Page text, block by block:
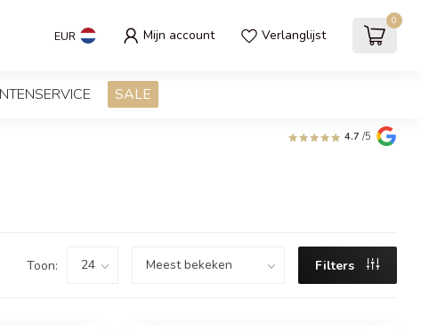
EUR Mijn account Verlanglijst
0
SALE
4.7 /5
Toon: Filters